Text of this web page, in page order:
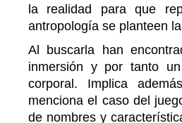
la realidad para que
antropología se planteen
Al buscarla han
inmersión y por tanto
corporal. Implica
menciona el caso del
de nombres y